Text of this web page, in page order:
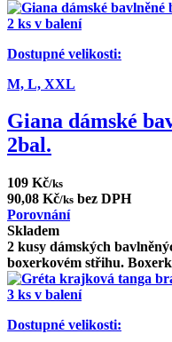
2 ks v balení
Dostupné velikosti:
M, L, XXL
Giana dámské
2bal.
109 Kč/ks
90,08 Kč/ks bez DPH
Porovnání
Skladem
2 kusy dámských
boxerkovém střihu.
3 ks v balení
Dostupné velikosti: